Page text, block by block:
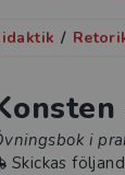
/
i
Skickas